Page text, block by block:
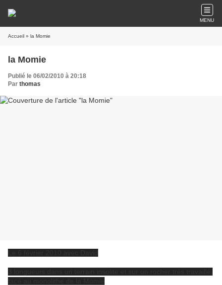
MENU
Accueil » la Momie
la Momie
Publié le 06/02/2010 à 20:18
Par thomas